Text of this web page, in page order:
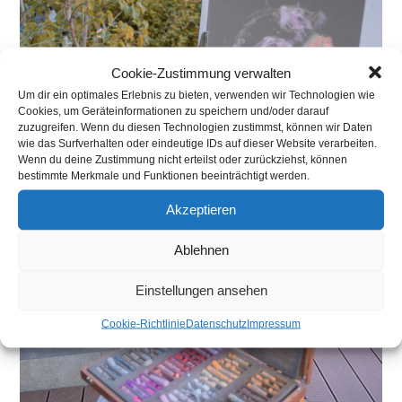
Cookie-Zustimmung verwalten
Um dir ein optimales Erlebnis zu bieten, verwenden wir Technologien wie
Cookies, um Geräteinformationen zu speichern und/oder darauf
zuzugreifen. Wenn du diesen Technologien zustimmst, können wir Daten
wie das Surfverhalten oder eindeutige IDs auf dieser Website verarbeiten.
Wenn du deine Zustimmung nicht erteilst oder zurückziehst, können
bestimmte Merkmale und Funktionen beeinträchtigt werden.
Akzeptieren
Ablehnen
Einstellungen ansehen
Cookie-RichtlinieDatenschutzImpressum